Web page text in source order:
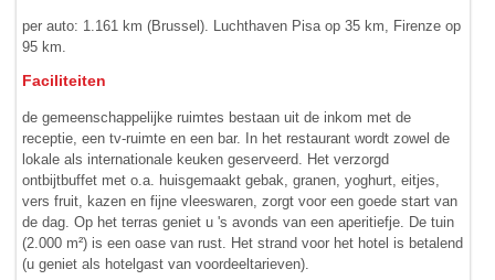
per auto: 1.161 km (Brussel). Luchthaven Pisa op 35 km, Firenze op
95 km.
Faciliteiten
de gemeenschappelijke ruimtes bestaan uit de inkom met de
receptie, een tv-ruimte en een bar. In het restaurant wordt zowel de
lokale als internationale keuken geserveerd. Het verzorgd
ontbijtbuffet met o.a. huisgemaakt gebak, granen, yoghurt, eitjes,
vers fruit, kazen en fijne vleeswaren, zorgt voor een goede start van
de dag. Op het terras geniet u 's avonds van een aperitiefje. De tuin
(2.000 m²) is een oase van rust. Het strand voor het hotel is betalend
(u geniet als hotelgast van voordeeltarieven).